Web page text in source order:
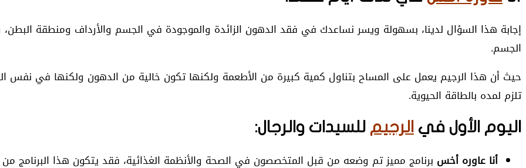
إجابة هذا السؤال لدينا، بسهولة ويسر نساعدك في فقد الدهون الزائدة والموجودة في الجسم والأرداف ومنطقة
الجسم.
حيث أن هذا الرجيم يعمل على المساح بتناول كمية كبيرة من الأطعمة ولكنها تكون خالية من الدهون ولكنها في نفس
تلزم لمده بالطاقة الحيوية.
اليوم الأول في الرجيم للسيدات والرجال:
أنا عاوره أخس برنامج مميز تم وضعه من قبل المتخصصون في الصحة والأنظمة الغذائية، فقد يتكون هذا البرنامج من